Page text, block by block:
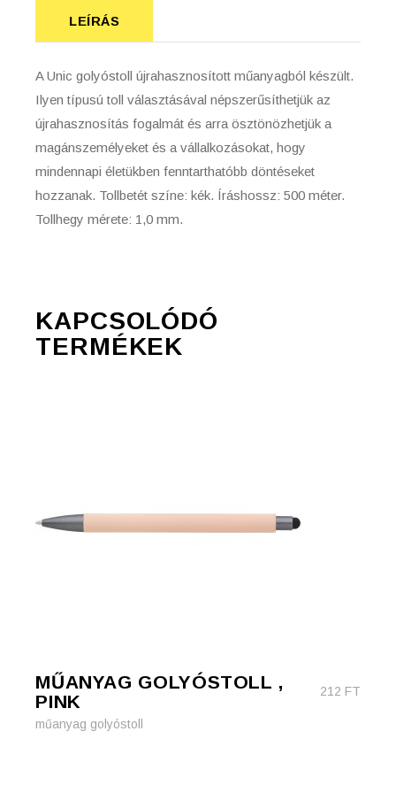
LEÍRÁS
A Unic golyóstoll újrahasznosított műanyagból készült.
Ilyen típusú toll választásával népszerűsíthetjük az
újrahasznosítás fogalmát és arra ösztönözhetjük a
magánszemélyeket és a vállalkozásokat, hogy
mindennapi életükben fenntarthatóbb döntéseket
hozzanak. Tollbetét színe: kék. Íráshossz: 500 méter.
Tollhegy mérete: 1,0 mm.
KAPCSOLÓDÓ
TERMÉKEK
MŰANYAG GOLYÓSTOLL ,
PINK
212 FT
műanyag golyóstoll